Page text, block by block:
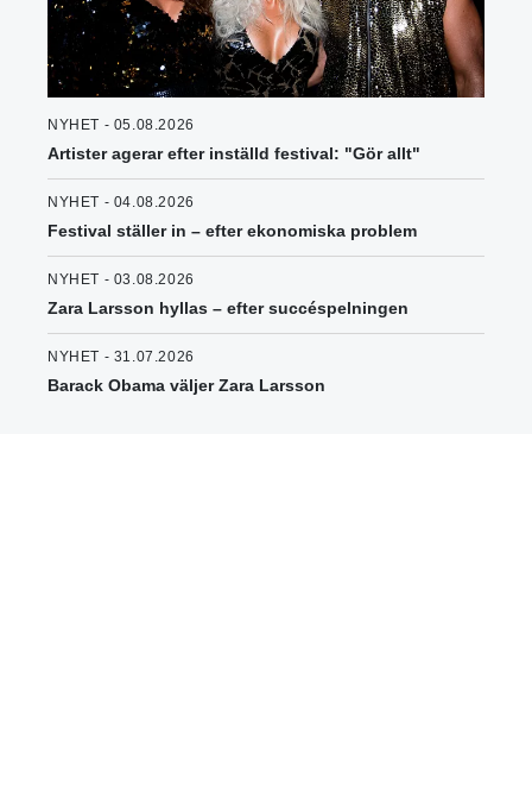
NYHET - 05.08.2026
Artister agerar efter inställd festival: "Gör allt"
NYHET - 04.08.2026
Festival ställer in – efter ekonomiska problem
NYHET - 03.08.2026
Zara Larsson hyllas – efter succéspelningen
NYHET - 31.07.2026
Barack Obama väljer Zara Larsson